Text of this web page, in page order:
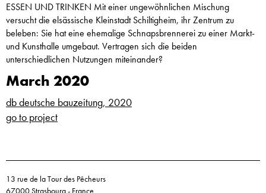
ESSEN UND TRINKEN Mit einer ungewöhnlichen Mischung
versucht die elsässische Kleinstadt Schiltigheim, ihr Zentrum zu
beleben: Sie hat eine ehemalige Schnapsbrennerei zu einer Markt-
und Kunsthalle umgebaut. Vertragen sich die beiden
unterschiedlichen Nutzungen miteinander?
March 2020
db deutsche bauzeitung, 2020
go to project
13 rue de la Tour des Pêcheurs
67000 Strasbourg - France